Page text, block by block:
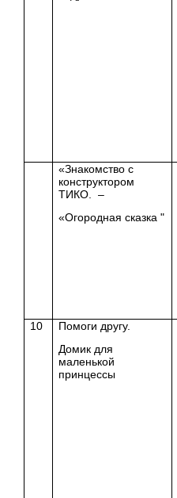
«Знакомство с
конструктором
ТИКО. –
«Огородная сказка "
10
Помоги другу.
Домик для
маленькой
принцессы